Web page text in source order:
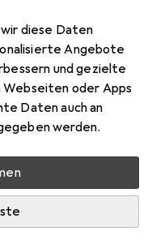
diese Daten
Angebote
und gezielte
Webseiten oder Apps
Daten auch an
werden.
von Maier Sports
Merken